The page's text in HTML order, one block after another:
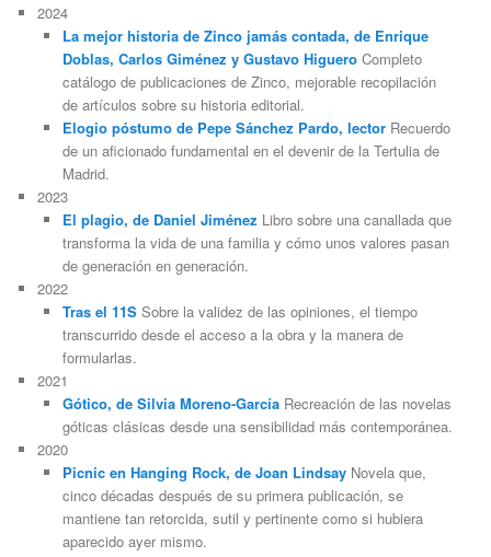
2024
La mejor historia de Zinco jamás contada, de Enrique
Doblas, Carlos Giménez y Gustavo HigueroCompleto
catálogo de publicaciones de Zinco, mejorable recopilación
de artículos sobre su historia editorial.
Elogio póstumo de Pepe Sánchez Pardo, lectorRecuerdo
de un aficionado fundamental en el devenir de la Tertulia de
Madrid.
2023
El plagio, de Daniel Jiménez Libro sobre una canallada que
transforma la vida de una familia y cómo unos valores pasan
de generación en generación.
2022
Tras el 11SSobre la validez de las opiniones, el tiempo
transcurrido desde el acceso a la obra y la manera de
formularlas.
2021
Gótico, de Silvia Moreno-GarcíaRecreación de las novelas
góticas clásicas desde una sensibilidad más contemporánea.
2020
Picnic en Hanging Rock, de Joan LindsayNovela que,
cinco décadas después de su primera publicación, se
mantiene tan retorcida, sutil y pertinente como si hubiera
aparecido ayer mismo.